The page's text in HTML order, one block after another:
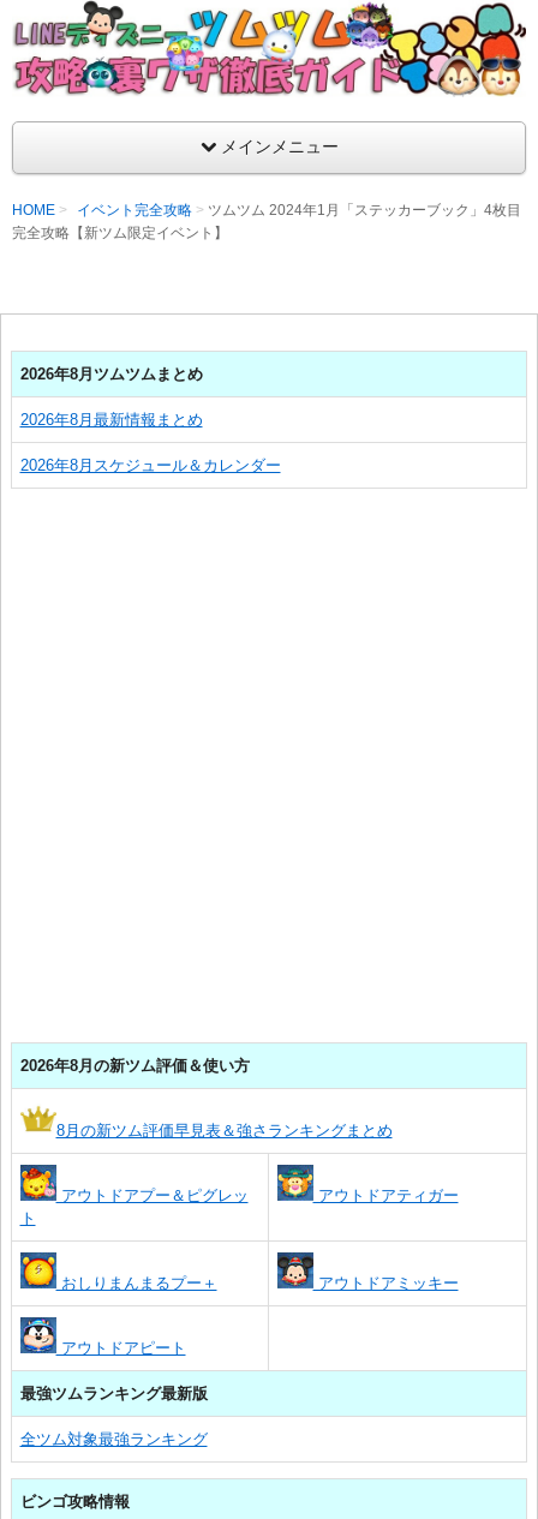
LINEディズニー ツムツム攻略・裏ワザ徹底
支持率No1！痒いところに手が届くツムツム攻略サイト！新ツ
ラ評価も丁寧に解説！ツムツムを120％楽しめるサイトを目指し
メインメニュー
HOME イベント完全攻略
ツムツム 2024年1月「ステッカーブック」4枚目
完全攻略【新ツム限定イベント】
2026年8月ツムツムまとめ
2026年8月最新情報まとめ
2026年8月スケジュール＆カレンダー
2026年8月の新ツム評価＆使い方
8月の新ツム評価早見表＆強さランキングまとめ
アウトドアプー＆ピグレッ
ト
アウトドアティガー
おしりまんまるプー＋ アウトドアミッキー
アウトドアピート
最強ツムランキング最新版
全ツム対象最強ランキング
ビンゴ攻略情報